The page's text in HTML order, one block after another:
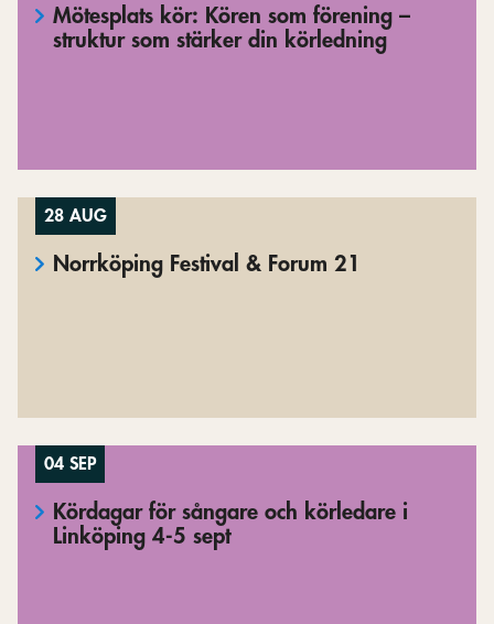
Mötesplats kör: Kören som förening –
struktur som stärker din körledning
28 AUG
Norrköping Festival & Forum 21
04 SEP
Kördagar för sångare och körledare i
Linköping 4-5 sept